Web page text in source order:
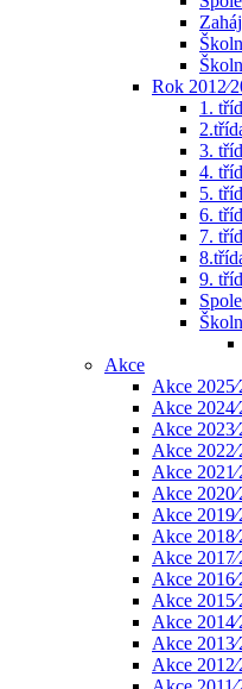
Rok
1.
3.
4.
5.
6.
7.
9.
Akce
Akce
Akce
Akce
Akce
Akce
Akce
Akce
Akce
Akce
Akce
Akce
Akce
Akce
Akce